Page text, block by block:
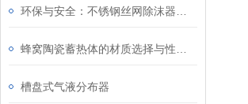
槽盘式气液分布器